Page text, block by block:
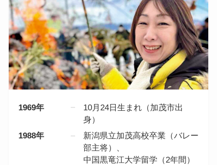
1969年
10月24日生まれ（加茂市出
身）
1988年
新潟県立加茂高校卒業（バレー
部主将）、
中国黒竜江大学留学（2年間）